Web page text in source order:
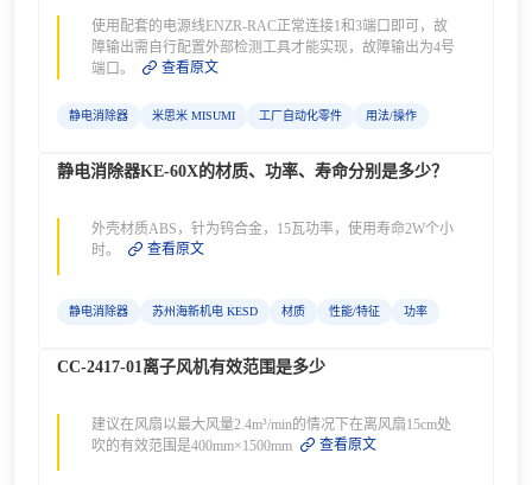
使用配套的电源线ENZR-RAC正常连接1和3端口即可，故
障输出需自行配置外部检测工具才能实现，故障输出为4号
端口。
查看原文
静电消除器 米思米 MISUMI 工厂自动化零件 用法/操作
静电消除器KE-60X的材质、功率、寿命分别是多少？
外壳材质ABS，针为钨合金，15瓦功率，使用寿命2W个小
时。
查看原文
静电消除器 苏州海新机电 KESD 材质 性能/特征 功率
CC-2417-01离子风机有效范围是多少
建议在风扇以最大风量2.4m³/min的情况下在离风扇15cm处
吹的有效范围是400mm×1500mm
查看原文